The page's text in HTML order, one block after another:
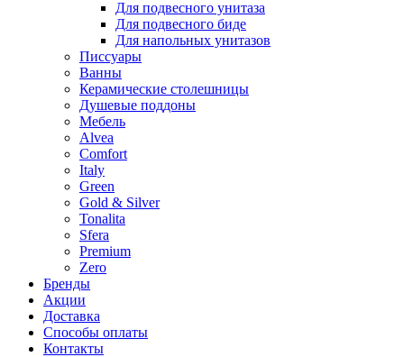
Для подвесного унитаза
Для подвесного биде
Для напольных унитазов
Писсуары
Ванны
Керамические столешницы
Душевые поддоны
Мебель
Alvea
Comfort
Italy
Green
Gold & Silver
Tonalita
Sfera
Premium
Zero
Бренды
Акции
Доставка
Способы оплаты
Контакты